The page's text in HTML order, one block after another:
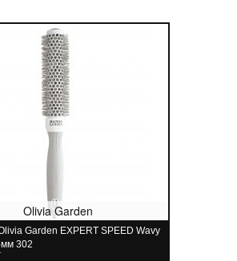
Olivia Garden
Garden EXPERT SPEED Wavy
302